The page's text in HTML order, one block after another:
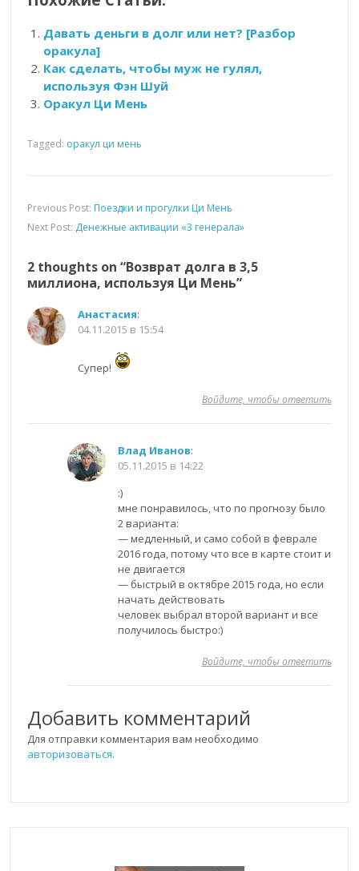
Давать деньги в долг или нет? [Разбор
оракула]
Как сделать, чтобы муж не гулял,
используя Фэн Шуй
Оракул Ци Мень
Tagged: оракул ци мень
Previous Post: Поездки и прогулки Ци Мень
Next Post: Денежные активации «3 генерала»
2 thoughts on “Возврат долга в 3,5
миллиона, используя Ци Мень”
Анастасия:
04.11.2015 в 15:54
Супер!
Войдите, чтобы ответить
Влад Иванов:
05.11.2015 в 14:22
:)
мне понравилось, что по прогнозу было
2 варианта:
— медленный, и само собой в феврале
2016 года, потому что все в карте стоит и
не двигается
— быстрый в октябре 2015 года, но если
начать действовать
человек выбрал второй вариант и все
получилось быстро:)
Войдите, чтобы ответить
Добавить комментарий
Для отправки комментария вам необходимо
авторизоваться.